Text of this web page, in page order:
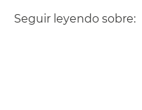
Seguir leyendo sobre: